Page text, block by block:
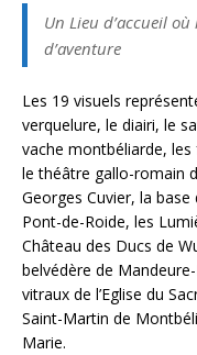
Un Lieu d’accueil
d’aventure
Les 19 visuels
verquelure, le diairi, le
vache montbéliarde,
le théâtre gallo-romain
Georges Cuvier, la
Pont-de-Roide, les
Château des Ducs de
belvédère de
vitraux de l’Eglise du
Saint-Martin de
Marie.